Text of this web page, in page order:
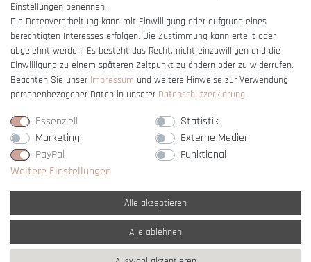
Vertrag widerrufen
* Alle Preise verstehen sich inkl. gesetzl. MwSt. undzzgl. Versandkosten
Einstellungen benennen.
Die Datenverarbeitung kann mit Einwilligung oder aufgrund eines
berechtigten Interesses erfolgen. Die Zustimmung kann erteilt oder
abgelehnt werden. Es besteht das Recht, nicht einzuwilligen und die
Einwilligung zu einem späteren Zeitpunkt zu ändern oder zu widerrufen.
Beachten Sie unser Impressum und weitere Hinweise zur Verwendung
personenbezogener Daten in unserer Daten­schutz­erklärung.
Essenziell
Statistik
Marketing
Externe Medien
PayPal
Funktional
Weitere Einstellungen
Alle akzeptieren
Alle ablehnen